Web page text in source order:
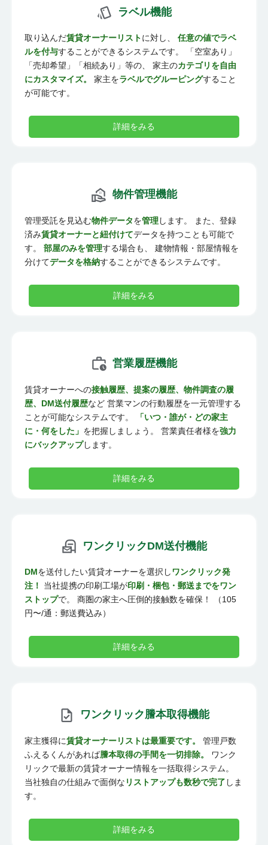
ラベル機能
取り込んだ賃貸オーナーリストに対し、 任意の値でラベ
ルを付与することができるシステムです。 「空室あり」
「売却希望」「相続あり」等の、 家主のカテゴリを自由
にカスタマイズ。
家主をラベルでグルーピングすること
が可能です。
詳細をみる
物件管理機能
管理受託を見込む物件データを管理します。 また、登録
済み賃貸オーナーと紐付けてデータを持つことも可能で
す。 部屋のみを管理する場合も、 建物情報・部屋情報を
分けてデータを格納することができるシステムです。
詳細をみる
営業履歴機能
賃貸オーナーへの接触履歴、提案の履歴、物件調査の履
歴、DM送付履歴など 営業マンの行動履歴を一元管理する
ことが可能なシステムです。
「いつ・誰が・どの家主
に・何をした」 を把握しましょう。 営業責任者様を強力
にバックアップします。
詳細をみる
ワンクリックDM送付機能
DMを送付したい賃貸オーナーを選択しワンクリック発
注！
当社提携の印刷工場が印刷・梱包・郵送までをワン
ストップで。 商圏の家主へ圧倒的接触数を確保！ （105
円〜/通：郵送費込み）
詳細をみる
ワンクリック謄本取得機能
家主獲得に賃貸オーナーリストは最重要です。
管理戸数
ふえるくんがあれば謄本取得の手間を一切排除。
ワンク
リックで最新の賃貸オーナー情報を一括取得システム。
当社独自の仕組みで面倒な リストアップも数秒で完了 しま
す。
詳細をみる